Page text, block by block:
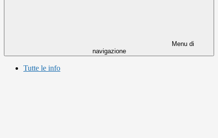
Menu di
navigazione
Tutte le info